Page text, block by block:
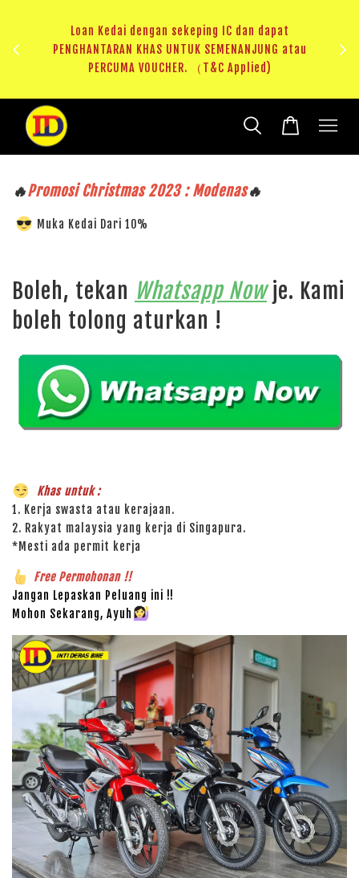
Loan Kedai dengan sekeping IC dan dapat
PENGHANTARAN KHAS UNTUK SEMENANJUNG atau
PERCUMA VOUCHER. （T&C Applied)
🔥Promosi Christmas 2023 : Modenas🔥
Muka Kedai Dari 10%
Boleh, tekan Whatsapp Nowje. Kami
boleh tolong aturkan !
Khas untuk :
1. Kerja swasta atau kerajaan.
2. Rakyat malaysia yang kerja di Singapura.
*Mesti ada permit kerja
Free Permohonan !!
Jangan Lepaskan Peluang ini !!
Mohon Sekarang, Ayuh